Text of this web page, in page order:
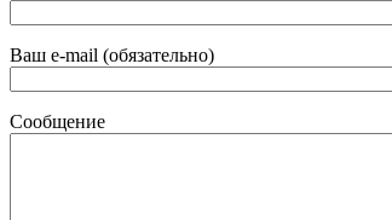
Ваш e-mail (обязательно)
Сообщение